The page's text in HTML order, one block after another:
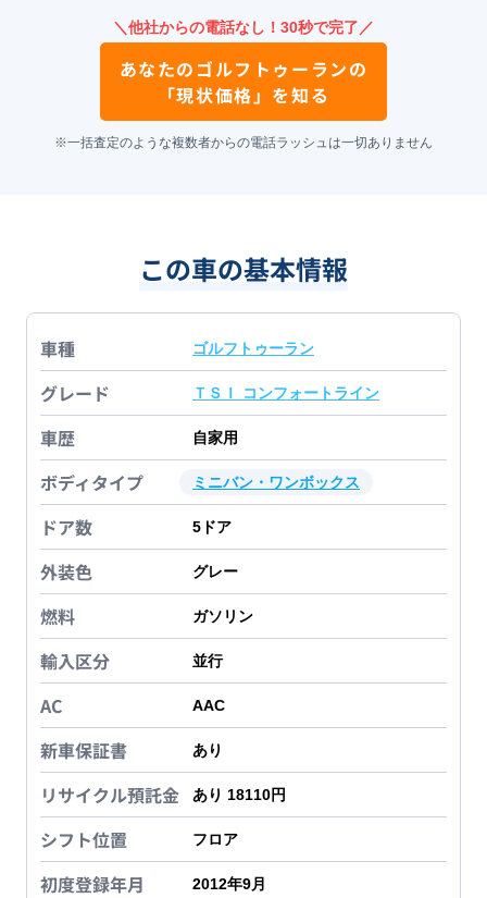
＼他社からの電話なし！30秒で完了／
あなたの ゴルフトゥーランの
「現状価格」を知る
※一括査定のような複数者からの電話ラッシュは一切ありません
この車の基本情報
車種 ゴルフトゥーラン
グレード ＴＳＩ コンフォートライン
車歴 自家用
ボディタイプ ミニバン・ワンボックス
ドア数 5 ドア
外装色 グレー
燃料 ガソリン
輸入区分 並行
AC AAC
新車保証書 あり
リサイクル預託金 あり 18110円
シフト位置 フロア
初度登録年月 2012年9月